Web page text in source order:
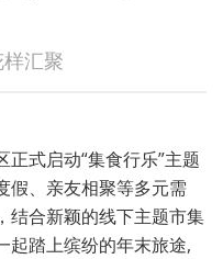
汇聚
式启动“集食行乐”主题
假、亲友相聚等多元需
结合新颖的线下主题市集
起踏上缤纷的年末旅途,